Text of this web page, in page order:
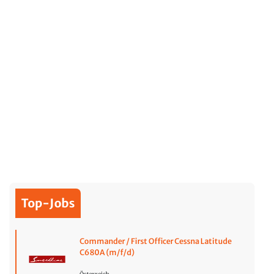
Top-Jobs
Commander / First Officer Cessna Latitude
C680A (m/f/d)